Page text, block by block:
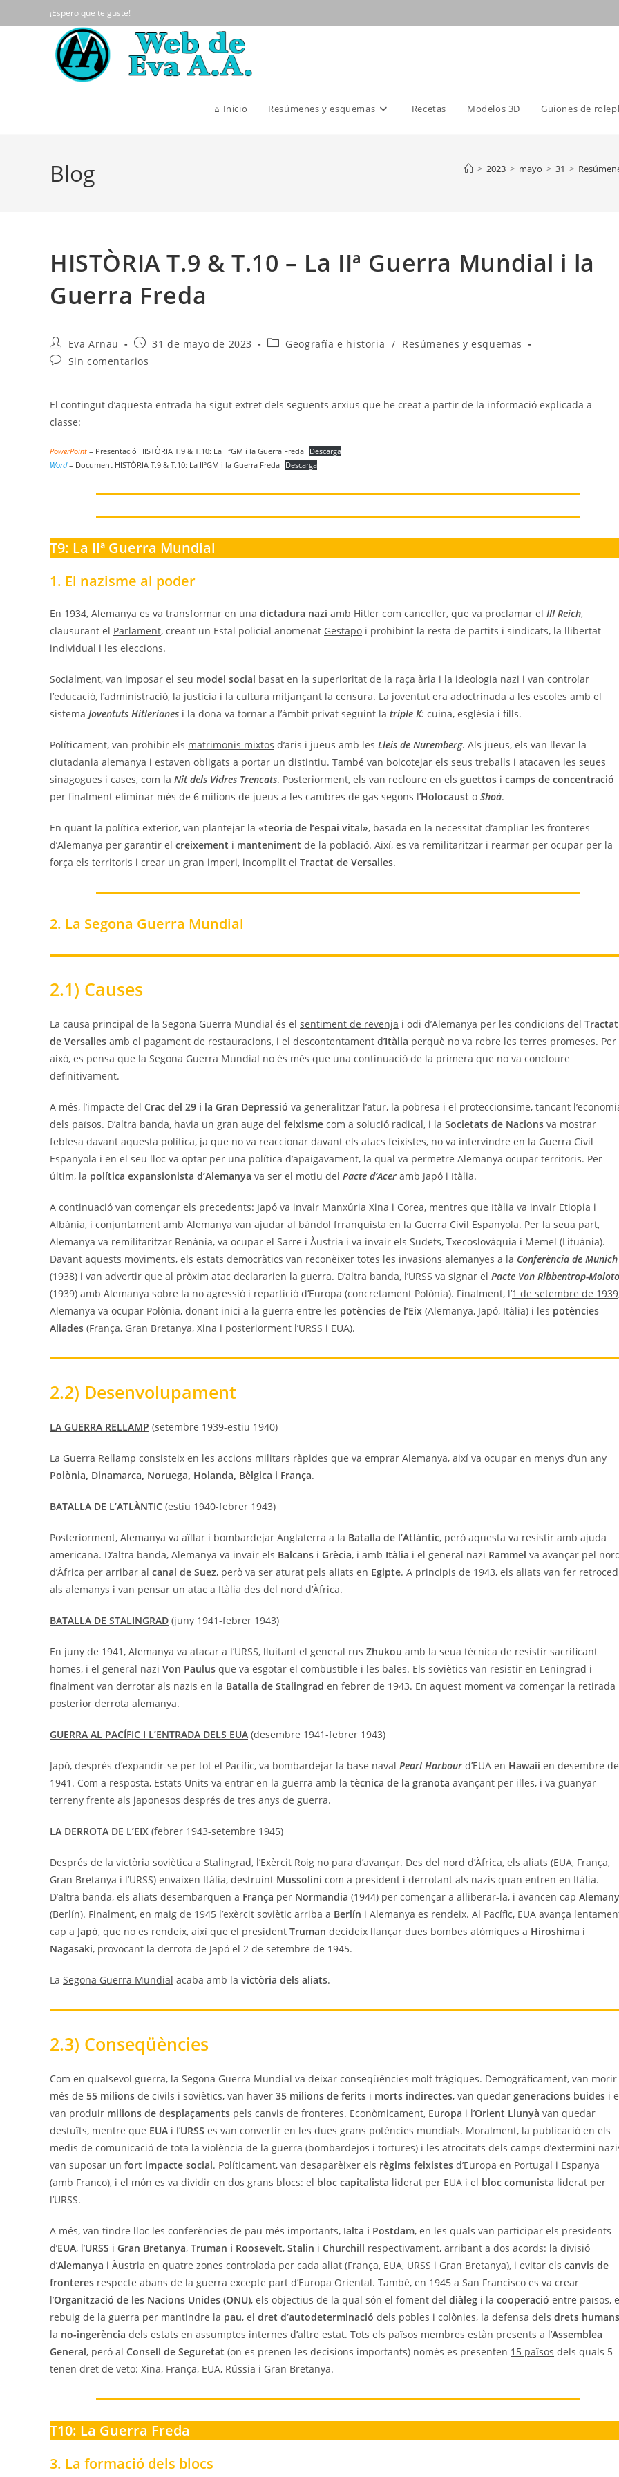
al
¡Espero que te guste!
⌂ Inicio Resúmenes y esquemas Recetas Modelos 3D Guiones de
Blog > 2023 > mayo > 31 >
HISTÒRIA T.9 & T.10 – La IIª Guerra Mundial i la
Guerra Freda
Autor
de
la
Eva Arnau
Publicación
de
la
31 de mayo de 2023
Categoría
Geografía e historia / Resúmenes y esquemas
Comentarios
entrada:
Sin comentarios
El contingut d’aquesta entrada ha sigut extret dels següents arxius que he creat a partir de la informació explicada a
classe:
PowerPoint – Presentació HISTÒRIA T.9 & T.10: La IIªGM i la Guerra Freda Descarga
Word– Document HISTÒRIA T.9 & T.10: La IIªGM i la Guerra Freda Descarga
T9: La IIª Guerra Mundial
1. El nazisme al poder
En 1934, Alemanya es va transformar en una dictadura nazi amb Hitler com canceller, que va proclamar el III Reich,
clausurant el Parlament, creant un Estal policial anomenat Gestapo i prohibint la resta de partits i sindicats, la llibertat
individual i les eleccions.
Socialment, van imposar el seu model social basat en la superioritat de la raça ària i la ideologia nazi i van controlar
l’educació, l’administració, la justícia i la cultura mitjançant la censura. La joventut era adoctrinada a les escoles amb el
sistema Joventuts Hitlerianes i la dona va tornar a l’àmbit privat seguint la triple K: cuina, església i fills.
Políticament, van prohibir els matrimonis mixtos d’aris i jueus amb les Lleis de Nuremberg. Als jueus, els van llevar la
ciutadania alemanya i estaven obligats a portar un distintiu. També van boicotejar els seus treballs i atacaven les seues
sinagogues i cases, com la Nit dels Vidres Trencats. Posteriorment, els van recloure en els guettos i camps de concentració
per finalment eliminar més de 6 milions de jueus a les cambres de gas segons l’Holocaust o Shoà.
En quant la política exterior, van plantejar la «teoria de l’espai vital», basada en la necessitat d’ampliar les fronteres
d’Alemanya per garantir el creixement i manteniment de la població. Així, es va remilitaritzar i rearmar per ocupar per la
força els territoris i crear un gran imperi, incomplit el Tractat de Versalles.
2. La Segona Guerra Mundial
2.1) Causes
La causa principal de la Segona Guerra Mundial és el sentiment de revenja i odi d’Alemanya per les condicions del Tractat
de Versalles amb el pagament de restauracions, i el descontentament d’Itàlia perquè no va rebre les terres promeses. Per
això, es pensa que la Segona Guerra Mundial no és més que una continuació de la primera que no va concloure
definitivament.
A més, l’impacte del Crac del 29 i la Gran Depressió va generalitzar l’atur, la pobresa i el proteccionsime, tancant
dels països. D’altra banda, havia un gran auge del feixisme com a solució radical, i la Societats de Nacions va mostrar
feblesa davant aquesta política, ja que no va reaccionar davant els atacs feixistes, no va intervindre en la Guerra Civil
Espanyola i en el seu lloc va optar per una política d’apaigavament, la qual va permetre Alemanya ocupar territoris. Per
últim, la política expansionista d’Alemanya va ser el motiu del Pacte d’Acer amb Japó i Itàlia.
A continuació van començar els precedents: Japó va invair Manxúria Xina i Corea, mentres que Itàlia va invair Etiopia i
Albània, i conjuntament amb Alemanya van ajudar al bàndol frranquista en la Guerra Civil Espanyola. Per la seua part,
Alemanya va remilitaritzar Renània, va ocupar el Sarre i Àustria i va invair els Sudets, Txecoslovàquia i Memel (Lituània).
Davant aquests moviments, els estats democràtics van reconèixer totes les invasions alemanyes a la Conferència de Munich
(1938) i van advertir que al pròxim atac declararien la guerra. D’altra banda, l’URSS va signar el Pacte Von Ribbentrop-
(1939) amb Alemanya sobre la no agressió i repartició d’Europa (concretament Polònia). Finalment, l’1 de setembre de 1939
Alemanya va ocupar Polònia, donant inici a la guerra entre les potències de l’Eix (Alemanya, Japó, Itàlia) i les potències
Aliades (França, Gran Bretanya, Xina i posteriorment l’URSS i EUA).
2.2) Desenvolupament
LA GUERRA RELLAMP (setembre 1939-estiu 1940)
La Guerra Rellamp consisteix en les accions militars ràpides que va emprar Alemanya, així va ocupar en menys d’un any
Polònia, Dinamarca, Noruega, Holanda, Bèlgica i França.
BATALLA DE L’ATLÀNTIC (estiu 1940-febrer 1943)
Posteriorment, Alemanya va aïllar i bombardejar Anglaterra a la Batalla de l’Atlàntic, però aquesta va resistir amb ajuda
americana. D’altra banda, Alemanya va invair els Balcans i Grècia, i amb Itàlia i el general nazi Rammel va avançar pel
d’Àfrica per arribar al canal de Suez, però va ser aturat pels aliats en Egipte. A principis de 1943, els aliats van fer
als alemanys i van pensar un atac a Itàlia des del nord d’Àfrica.
BATALLA DE STALINGRAD (juny 1941-febrer 1943)
En juny de 1941, Alemanya va atacar a l’URSS, lluitant el general rus Zhukou amb la seua tècnica de resistir sacrificant
homes, i el general nazi Von Paulus que va esgotar el combustible i les bales. Els soviètics van resistir en Leningrad i
finalment van derrotar als nazis en la Batalla de Stalingrad en febrer de 1943. En aquest moment va començar la retirada
posterior derrota alemanya.
GUERRA AL PACÍFIC I L’ENTRADA DELS EUA (desembre 1941-febrer 1943)
Japó, després d’expandir-se per tot el Pacífic, va bombardejar la base naval Pearl Harbour d’EUA en Hawaii en desembre de
1941. Com a resposta, Estats Units va entrar en la guerra amb la tècnica de la granota avançant per illes, i va guanyar
terreny frente als japonesos després de tres anys de guerra.
LA DERROTA DE L’EIX (febrer 1943-setembre 1945)
Després de la victòria soviètica a Stalingrad, l’Exèrcit Roig no para d’avançar. Des del nord d’Àfrica, els aliats (EUA, França,
Gran Bretanya i l’URSS) envaixen Itàlia, destruint Mussolini com a president i derrotant als nazis quan entren en Itàlia.
D’altra banda, els aliats desembarquen a França per Normandia (1944) per començar a alliberar-la, i avancen cap
(Berlín). Finalment, en maig de 1945 l’exèrcit soviètic arriba a Berlín i Alemanya es rendeix. Al Pacífic, EUA avança
cap a Japó, que no es rendeix, així que el president Truman decideix llançar dues bombes atòmiques a Hiroshima i
Nagasaki, provocant la derrota de Japó el 2 de setembre de 1945.
La Segona Guerra Mundial acaba amb la victòria dels aliats.
2.3) Conseqüències
Com en qualsevol guerra, la Segona Guerra Mundial va deixar conseqüències molt tràgiques. Demogràficament, van morir
més de 55 milions de civils i soviètics, van haver 35 milions de ferits i morts indirectes, van quedar generacions buides i
van produir milions de desplaçaments pels canvis de fronteres. Econòmicament, Europa i l’Orient Llunyà van quedar
destuïts, mentre que EUA i l’URSS es van convertir en les dues grans potències mundials. Moralment, la publicació en els
medis de comunicació de tota la violència de la guerra (bombardejos i tortures) i les atrocitats dels camps d’extermini
van suposar un fort impacte social. Políticament, van desaparèixer els règims feixistes d’Europa en Portugal i Espanya
(amb Franco), i el món es va dividir en dos grans blocs: el bloc capitalista liderat per EUA i el bloc comunista liderat per
l’URSS.
A més, van tindre lloc les conferències de pau més importants, Ialta i Postdam, en les quals van participar els presidents
d’EUA, l’URSS i Gran Bretanya, Truman i Roosevelt, Stalin i Churchill respectivament, arribant a dos acords: la divisió
d’Alemanya i Àustria en quatre zones controlada per cada aliat (França, EUA, URSS i Gran Bretanya), i evitar els canvis de
fronteres respecte abans de la guerra excepte part d’Europa Oriental. També, en 1945 a San Francisco es va crear
l’Organització de les Nacions Unides (ONU), els objectius de la qual són el foment del diàleg i la cooperació entre països,
rebuig de la guerra per mantindre la pau, el dret d’autodeterminació dels pobles i colònies, la defensa dels drets humans
la no-ingerència dels estats en assumptes internes d’altre estat. Tots els països membres estàn presents a l’Assemblea
General, però al Consell de Seguretat (on es prenen les decisions importants) només es presenten 15 països dels quals 5
tenen dret de veto: Xina, França, EUA, Rússia i Gran Bretanya.
T10: La Guerra Freda
3. La formació dels blocs